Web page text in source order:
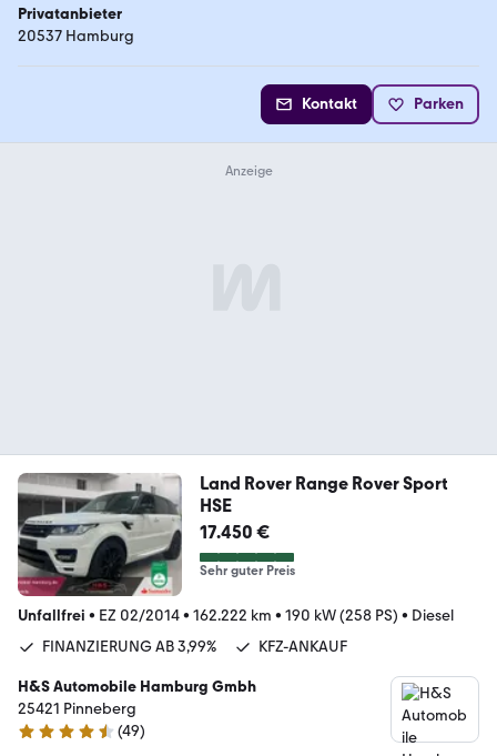
Privatanbieter
20537 Hamburg
Kontakt Parken
Land Rover Range Rover Sport
HSE
17.450 €
Sehr guter Preis
Unfallfrei • EZ 02/2014• 162.222 km • 190 kW (258 PS) • Diesel
FINANZIERUNG AB 3,99%
KFZ-ANKAUF
H&S Automobile Hamburg Gmbh
25421 Pinneberg
4.6 Sterne
(49)